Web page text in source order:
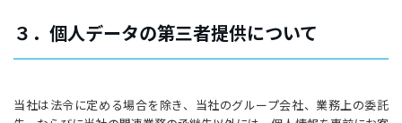
３．個人データの第三者提供について
当社は法令に定める場合を除き、当社のグループ会社、業務上の委託